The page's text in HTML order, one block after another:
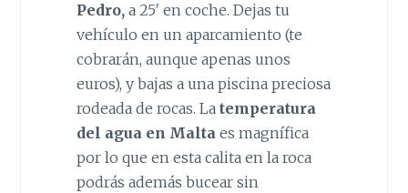
Pedro, a 25′ en coche. Dejas tu
vehículo en un aparcamiento (te
cobrarán, aunque apenas unos
euros), y bajas a una piscina preciosa
rodeada de rocas. La temperatura
del agua en Maltaes magnífica
por lo que en esta calita en la roca
podrás además bucear sin